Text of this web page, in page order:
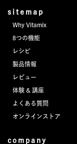
sitemap
Why Vitamix
8つの機能
レシピ
製品情報
レビュー
体験 & 講座
よくある質問
オンラインストア
company